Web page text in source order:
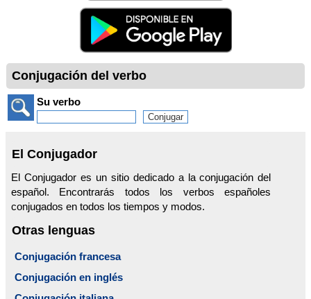
Conjugación del verbo
Su verbo
El Conjugador
El Conjugador es un sitio dedicado a la conjugación del
español. Encontrarás todos los verbos españoles
conjugados en todos los tiempos y modos.
Otras lenguas
Conjugación francesa
Conjugación en inglés